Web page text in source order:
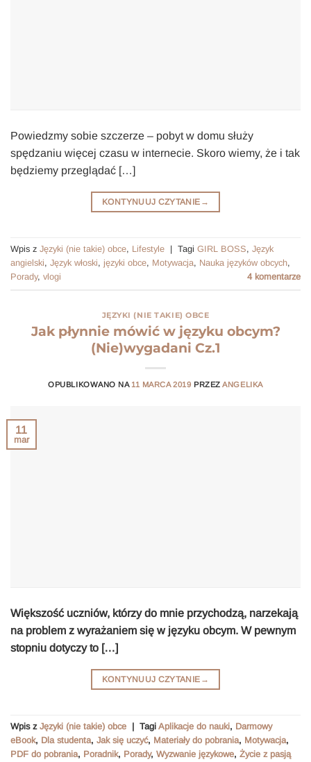
Powiedzmy sobie szczerze – pobyt w domu służy
spędzaniu więcej czasu w internecie. Skoro wiemy, że i tak
będziemy przeglądać […]
KONTYNUUJ CZYTANIE →
Wpis z Języki (nie takie) obce, Lifestyle | Tagi GIRL BOSS, Język
angielski, Język włoski, języki obce, Motywacja, Nauka języków obcych,
Porady, vlogi 4komentarze
JĘZYKI (NIE TAKIE) OBCE
Jak płynnie mówić w języku obcym?
(Nie)wygadani Cz.1
OPUBLIKOWANO NA 11 MARCA 2019 PRZEZANGELIKA
11
mar
Większość uczniów, którzy do mnie przychodzą, narzekają
na problem z wyrażaniem się w języku obcym. W pewnym
stopniu dotyczy to […]
KONTYNUUJ CZYTANIE →
Wpis z Języki (nie takie) obce | Tagi Aplikacje do nauki, Darmowy
eBook, Dla studenta, Jak się uczyć, Materiały do pobrania, Motywacja,
PDF do pobrania, Poradnik, Porady, Wyzwanie językowe, Życie z pasją